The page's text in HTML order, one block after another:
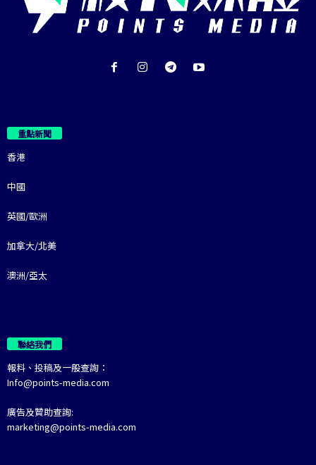
重點新聞
香港
中國
英國/歐洲
加拿大/北美
澳洲/亞太
聯絡我們
報料、投稿及一般查詢：
Info@points-media.com
廣告及贊助查詢:
marketing@points-media.com